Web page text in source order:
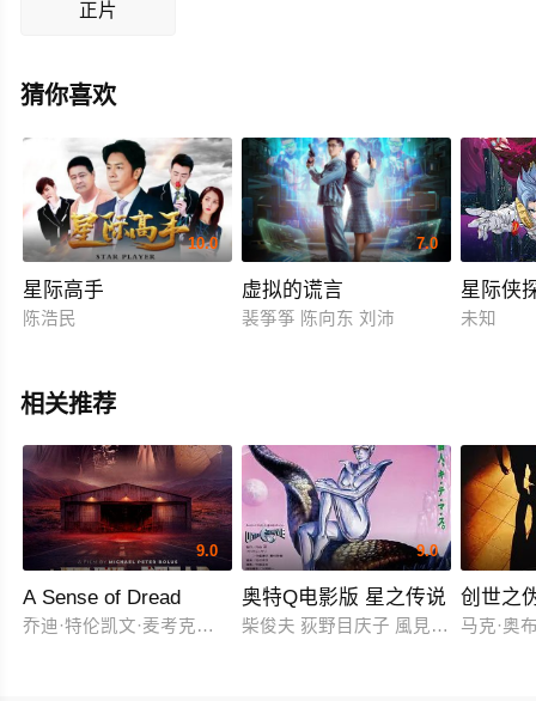
正片
猜你喜欢
10.0
星际高手
陈浩民
7.0
虚拟的谎言
裴筝筝 陈向东 刘沛
星际侠
未知
相关推荐
9.0
A Sense of Dread
乔迪·特伦凯文·麦考克尔虹膜
9.0
奥特Q电影版 星之传说
柴俊夫 荻野目庆子 風見しんご
创世之
马克·奥